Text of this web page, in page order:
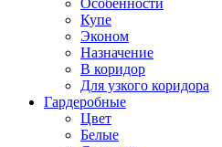
Особенности
Купе
Эконом
Назначение
В коридор
Для узкого коридора
Гардеробные
Цвет
Белые